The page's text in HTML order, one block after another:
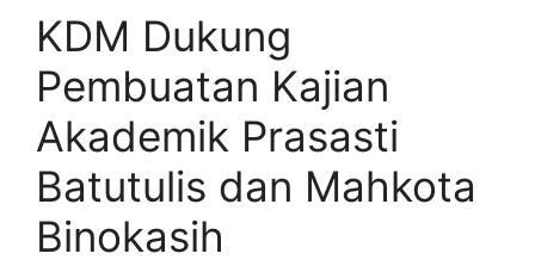
KDM Dukung
Pembuatan Kajian
Akademik Prasasti
Batutulis dan Mahkota
Binokasih